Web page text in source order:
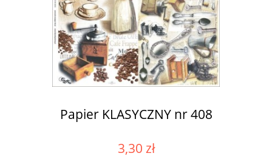
Papier KLASYCZNY nr 408
3,30 zł